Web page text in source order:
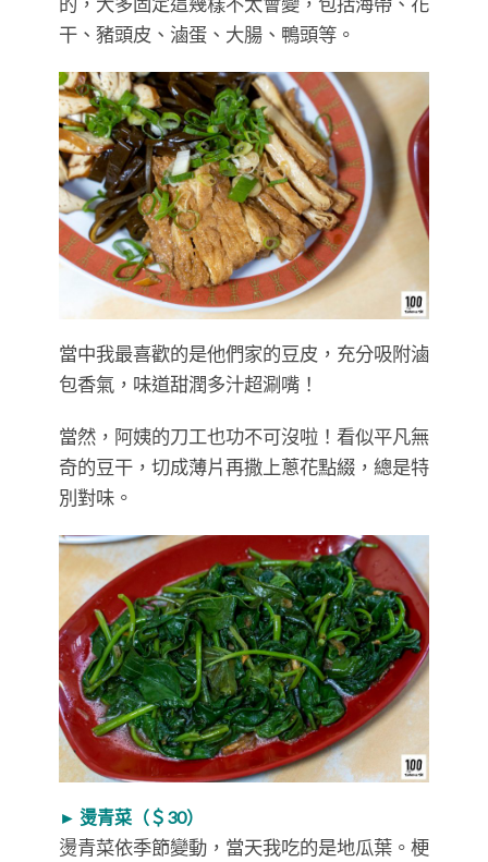
干、豬頭皮、滷蛋、大腸、鴨頭等。
當中我最喜歡的是他們家的豆皮，充分吸附滷
包香氣，味道甜潤多汁超涮嘴！
當然，阿姨的刀工也功不可沒啦！看似平凡無
奇的豆干，切成薄片再撒上蔥花點綴，總是特
別對味。
► 燙青菜（＄30）
燙青菜依季節變動，當天我吃的是地瓜葉。梗